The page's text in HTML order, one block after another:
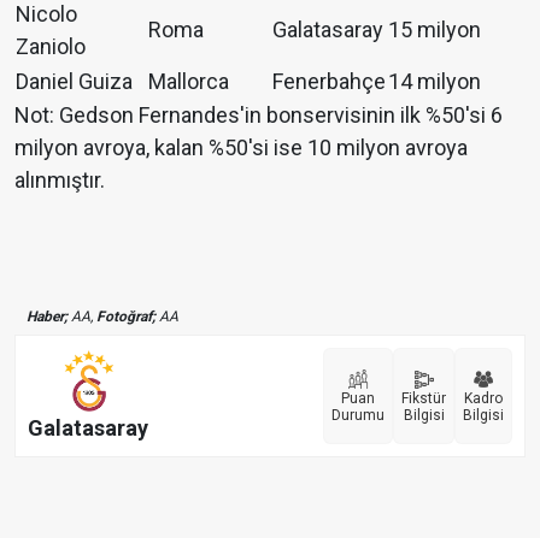
Nicolo
Zaniolo
Roma Galatasaray 15 milyon
Daniel Guiza Mallorca Fenerbahçe14 milyon
Not: Gedson Fernandes'in bonservisinin ilk %50'si 6
milyon avroya, kalan %50'si ise 10 milyon avroya
alınmıştır.
Haber;AA, Fotoğraf;AA
Galatasaray
Puan
Durumu
Fikstür
Bilgisi
Kadro
Bilgisi